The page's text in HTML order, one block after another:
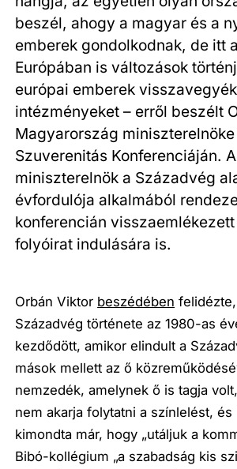
beszél, ahogy a magyar és a
emberek gondolkodnak, de itt
Európában is változások
európai emberek
intézményeket – erről beszélt
Magyarország
Szuverenitás Konferenciáján. A
miniszterelnök a Századvég
évfordulója alkalmából
konferencián
folyóirat indulására is.
Orbán Viktor beszédében
Századvég története az 1980-as
kezdődött, amikor elindult a
mások mellett az ő
nemzedék, amelynek ő is tagja
nem akarja folytatni a színlelést,
kimondta már, hogy „utáljuk a
Bibó-kollégium „a szabadság kis